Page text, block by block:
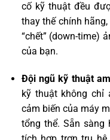
cố kỹ thuật đều
thay thế chính
“chết” (down-time)
của bạn.
Đội ngũ kỹ thuật
kỹ thuật không chỉ
cảm biến của máy
tổng thể. Sẵn sàng